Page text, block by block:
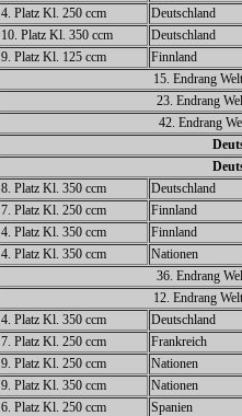
4. Platz Kl. 250 ccm
Deutschland
10. Platz Kl. 350 ccm
Deutschland
9. Platz Kl. 125 ccm
Finnland
15. Endrang
23. Endrang
42. Endrang
8. Platz Kl. 350 ccm
Deutschland
7. Platz Kl. 250 ccm
Finnland
4. Platz Kl. 350 ccm
Finnland
4. Platz Kl. 350 ccm
Nationen
36. Endrang
12. Endrang
4. Platz Kl. 350 ccm
Deutschland
7. Platz Kl. 250 ccm
Frankreich
9. Platz Kl. 250 ccm
Nationen
9. Platz Kl. 350 ccm
Nationen
6. Platz Kl. 250 ccm
Spanien